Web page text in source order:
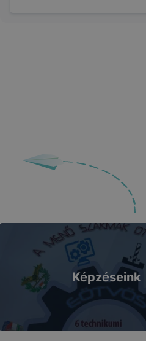
Képzéseink